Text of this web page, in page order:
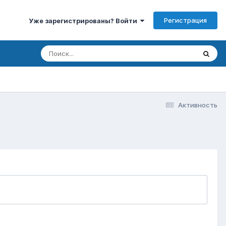
Уже зарегистрированы? Войти Регистрация
Активность